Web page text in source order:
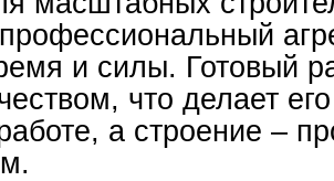
и силы. Готовый
что делает
а строение –